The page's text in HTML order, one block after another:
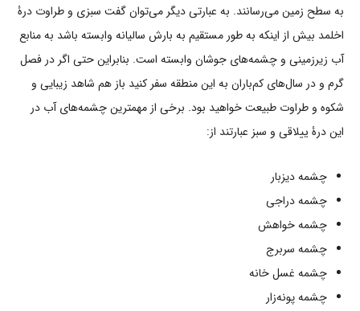
به سطح زمین می‌رسانند. به عبارتی دیگر می‌توان گفت سبزی و طراوت درۀ
اخلمد بیش از اینکه به طور مستقیم به بارش سالیانه وابسته باشد به منابع
آب زیرزمینی و چشمه‌های جوشان وابسته است. بنابراین حتی اگر در فصل
گرم و در سال‌های کم‌باران به این منطقه سفر کنید باز هم شاهد زیبایی و
شکوه و طراوت طبیعت خواهید بود. برخی از مهمترین چشمه‌های آب در
این درۀ ییلاقی و سبز عبارتند از:
چشمه دیزبار
چشمه دراجی
چشمه خواهش
چشمه سربرج
چشمه غسل خانه
چشمه پونه‌زار